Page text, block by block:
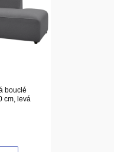
bouclé
cm, levá